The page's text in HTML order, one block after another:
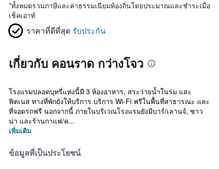
*ทั้งหมดรวมภาษีและค่าธรรมเนียมท้องถิ่นโดยประมาณและชำระเมื่อ
เช็คเอาท์
ราคาที่ดีที่สุด รับประกัน
เกี่ยวกับ คอนราด กว่างโจว
โรงแรมปลอดบุหรี่แห่งนี้มี 3 ห้องอาหาร, สระว่ายน้ำในร่ม และ
ฟิตเนส ทางที่พักยังให้บริการ บริการ Wi-Fi ฟรีในพื้นที่สาธารณะ และ
ที่จอดรถฟรี นอกจากนี้ ภายในบริเวณโรงแรมยังมีบาร์/เลานจ์, ซาว
น่า และร้านกาแฟ/ค...
เพิ่มเติม
ข้อมูลที่เป็นประโยชน์